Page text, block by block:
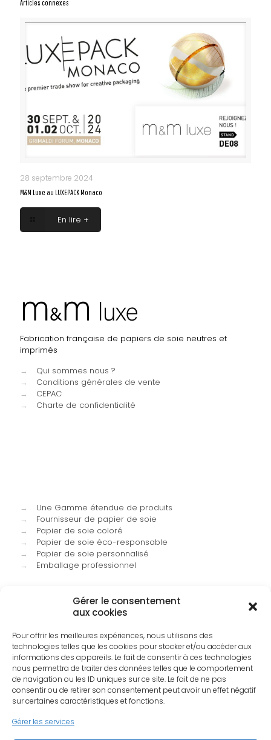
Gérer le consentement
aux cookies
Pour offrir les meilleures expériences, nous utilisons des
technologies telles que les cookies pour stocker et/ou accéder aux
informations des appareils. Le fait de consentir à ces technologies
nous permettra de traiter des données telles que le comportement
de navigation ou les ID uniques sur ce site. Le fait de ne pas
consentir ou de retirer son consentement peut avoir un effet négatif
sur certaines caractéristiques et fonctions.
Gérer les services
Articles connexes
28 septembre 2024
M&M Luxe au LUXEPACK Monaco
En lire +
Fabrication française de papiers de soie neutres et
imprimés
→
Qui sommes nous ?
→
Conditions générales de vente
→
CEPAC
→
Charte de confidentialité
→
Une Gamme étendue de produits
→
Fournisseur de papier de soie
→
Papier de soie coloré
→
Papier de soie éco-responsable
→
Papier de soie personnalisé
→
Emballage professionnel